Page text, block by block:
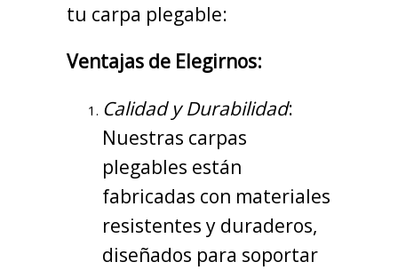
tu carpa plegable:
Ventajas de Elegirnos:
Calidad y Durabilidad:
Nuestras carpas
plegables están
fabricadas con materiales
resistentes y duraderos,
diseñados para soportar